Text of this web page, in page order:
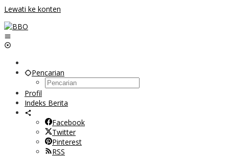
Lewati ke konten
Pencarian
Profil
Indeks Berita
Facebook
Twitter
Pinterest
RSS